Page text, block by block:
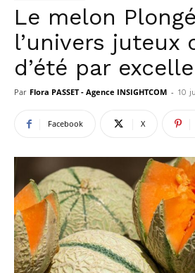
Le melon
l’univers juteux
d’été par
Par Flora PASSET - Agence INSIGHTCOM - 10
Facebook X